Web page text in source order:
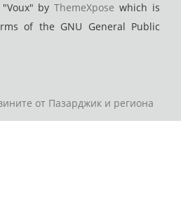
"Voux" byThemeXpose which is
of the GNU General Public
от Пазарджик и региона